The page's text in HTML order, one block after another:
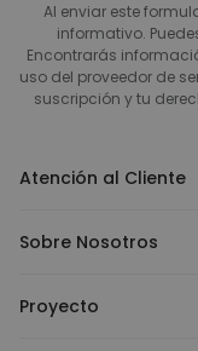
Al enviar este
informativo.
Encontrarás
uso del proveedor de
suscripción y tu
Atención al Cliente
Sobre Nosotros
Proyecto